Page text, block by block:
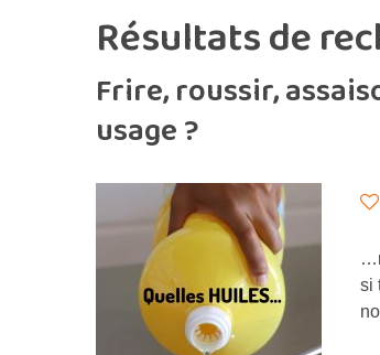
Résultats de
Frire, roussir,
usage ?
si